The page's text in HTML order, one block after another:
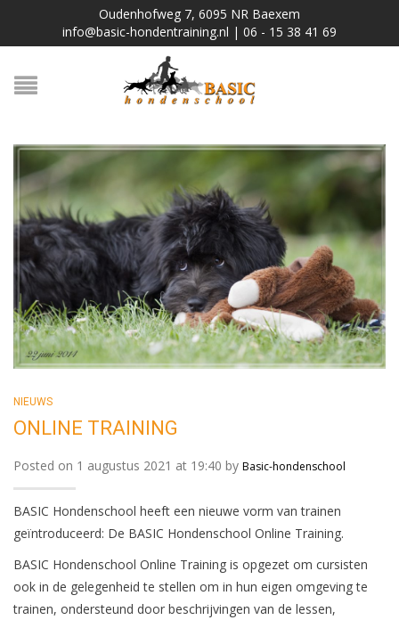
Oudenhofweg 7, 6095 NR Baexem
info@basic-hondentraining.nl | 06 - 15 38 41 69
NIEUWS
ONLINE TRAINING
Posted on 1 augustus 2021 at 19:40 by Basic-hondenschool
BASIC Hondenschool heeft een nieuwe vorm van trainen
geïntroduceerd: De BASIC Hondenschool Online Training.
BASIC Hondenschool Online Training is opgezet om cursisten
ook in de gelegenheid te stellen om in hun eigen omgeving te
trainen, ondersteund door beschrijvingen van de lessen,